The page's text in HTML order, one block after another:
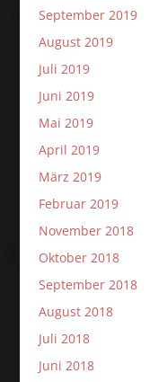
September 2019
August 2019
Juli 2019
Juni 2019
Mai 2019
April 2019
März 2019
Februar 2019
November 2018
Oktober 2018
September 2018
August 2018
Juli 2018
Juni 2018